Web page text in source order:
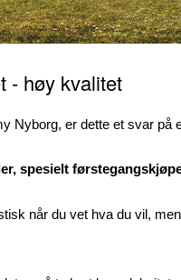
- høy kvalitet
Nyborg, er dette et svar på
spesielt
når du vet hva du vil,